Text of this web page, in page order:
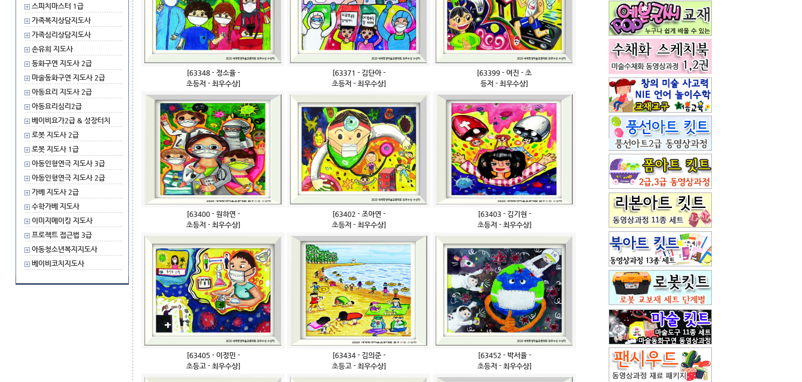
스피치마스터 1급
가족복지상담지도사
가족심리상담지도사
손유희 지도사
동화구연 지도사 2급
마술동화구연 지도사 2급
아동요리 지도사 2급
아동요리심리2급
베이비요가2급 & 성장터치
로봇 지도사 2급
로봇 지도사 1급
아동인형연극 지도사 3급
아동인형연극 지도사 2급
가베 지도사 2급
수학가베 지도사
이미지메이킹 지도사
프로젝트 접근법 3급
아동청소년복지지도사
베이비코치지도사
[63348 - 정소율 -
초등저 - 최우수상]
[63371 - 김단아 -
초등저 - 최우수상]
[63399 - 여진 - 초
등저 - 최우수상]
[63400 - 원하연 -
초등저 - 최우수상]
[63402 - 조아연 -
초등저 - 최우수상]
[63403 - 김기현 -
초등저 - 최우수상]
[63405 - 이정민 -
초등고 - 최우수상]
[63434 - 김의준 -
초등고 - 최우수상]
[63452 - 박서율 -
초등저 - 최우수상]